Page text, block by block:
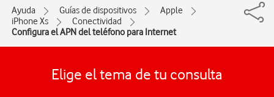
Ayuda Guías de dispositivos
Apple
iPhone Xs
Conectividad
Configura el APN del teléfono para Internet
Elige el tema de tu consulta